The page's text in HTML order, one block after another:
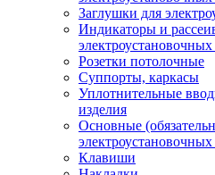
Заглушки для
Индикаторы и
Розетки потолочные
Суппорты, каркасы
Уплотнительные
изделия
Основные
Клавиши